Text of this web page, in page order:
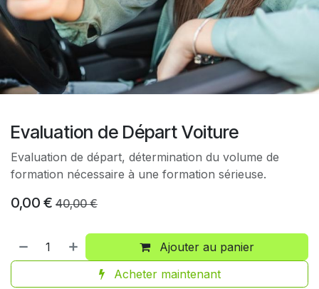
Evaluation de Départ Voiture
Evaluation de départ, détermination du volume de
formation nécessaire à une formation sérieuse.
0,00 € 40,00€
Ajouter au panier
Acheter maintenant